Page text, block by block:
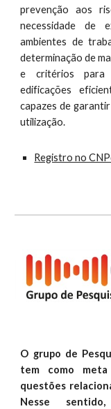
prevenção aos
necessidade de
ambientes de
determinação de
e critérios para
edificações
capazes de
utilização.
Registro no
O grupo de
tem como meta
questões
Nesse